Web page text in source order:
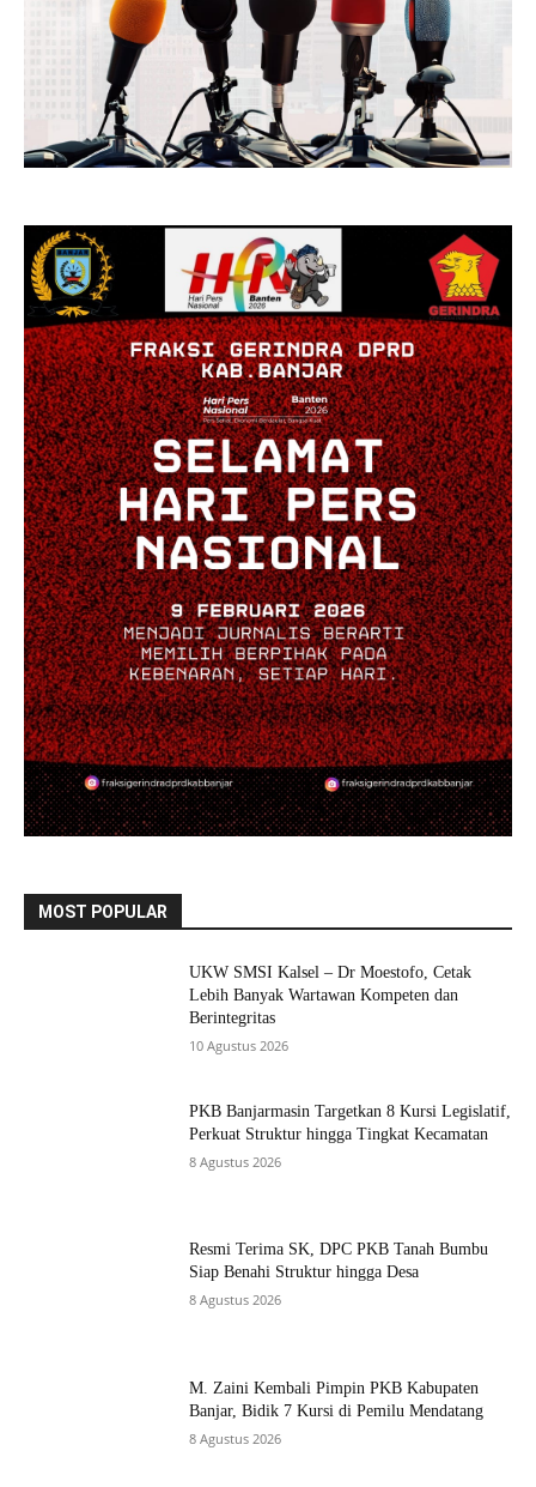
MOST POPULAR
UKW SMSI Kalsel – Dr Moestofo, Cetak
Lebih Banyak Wartawan Kompeten dan
Berintegritas
10 Agustus 2026
PKB Banjarmasin Targetkan 8 Kursi Legislatif,
Perkuat Struktur hingga Tingkat Kecamatan
8 Agustus 2026
Resmi Terima SK, DPC PKB Tanah Bumbu
Siap Benahi Struktur hingga Desa
8 Agustus 2026
M. Zaini Kembali Pimpin PKB Kabupaten
Banjar, Bidik 7 Kursi di Pemilu Mendatang
8 Agustus 2026